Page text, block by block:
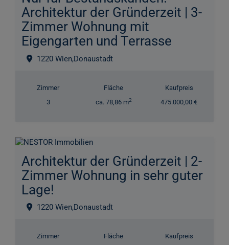
Architektur der Gründerzeit | 3-
Zimmer Wohnung mit
Eigengarten und Terrasse
1220 Wien,Donaustadt
Zimmer
3
Fläche
ca. 78,86 m2
Kaufpreis
475.000,00 €
Architektur der Gründerzeit | 2-
Zimmer Wohnung in sehr guter
Lage!
1220 Wien,Donaustadt
Zimmer
Fläche
Kaufpreis